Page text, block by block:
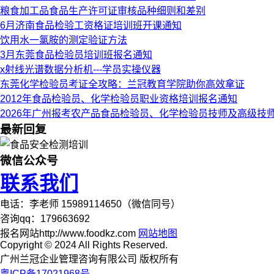
粮食加工品食品生产许可证审核品种细则和差别
6月济南食品检验工资格证培训班开课通知
饮用水一氯胺的测定验证方法
3月东莞食品检验员培训班报名通知
x射线光谱数据分析机---学员实操仪器
东莞化学检验员考证全攻略：兰冠教育学院助你高效拿证
2012年食品检验员、化学检验员职业资格培训报名通知
2026年广州报考农产品食品检验员、化学检验员技师及高级技
最新回复
微信公众号
联系我们
电话：李老师 15989114650（微信同号）
咨询qq：179663692
报名网站http://www.foodkz.com 网站地图
Copyright © 2024 All Rights Reserved.
广州兰冠企业管理咨询有限公司 版权所有